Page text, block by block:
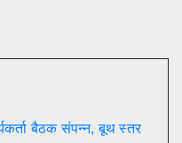
बैठक संपन्न, बूथ स्तर